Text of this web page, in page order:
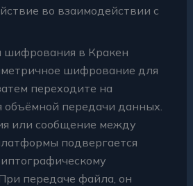
во взаимодействии с
в Кракен
шифрование для
переходите на
объёмной передачи данных.
или сообщение между
подвергается
передаче файла, он